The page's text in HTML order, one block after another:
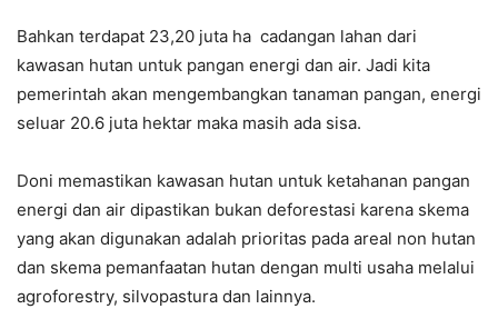
Bahkan terdapat 23,20 juta ha cadangan lahan dari
kawasan hutan untuk pangan energi dan air. Jadi kita
pemerintah akan mengembangkan tanaman pangan, energi
seluar 20.6 juta hektar maka masih ada sisa.
Doni memastikan kawasan hutan untuk ketahanan pangan
energi dan air dipastikan bukan deforestasi karena skema
yang akan digunakan adalah prioritas pada areal non hutan
dan skema pemanfaatan hutan dengan multi usaha melalui
agroforestry, silvopastura dan lainnya.